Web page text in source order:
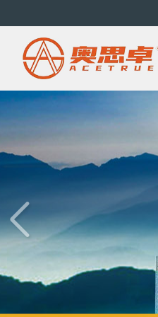
阳新县城创中心
中央文明办:已明
长沙市咨询业协
长沙县引入第三
创建全国文明
全国文明城市
文明创建第三方
湖南5市11县入
江西患者第三
从“新春第一会